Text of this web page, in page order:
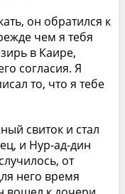
он обратился к
чем я тебя
в Каире,
согласия. Я
то, что я тебе
свиток и стал
и Нур-ад-дин
от
него время